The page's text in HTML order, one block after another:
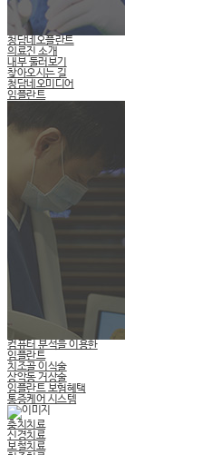
청담네오플란트
의료진 소개
내부 둘러보기
찾아오시는 길
청담네오미디어
임플란트
컴퓨터 분석을 이용한
임플란트
치조골 이식술
상악동 거상술
임플란트 보험혜택
통증케어 시스템
충치치료
신경치료
보철치료